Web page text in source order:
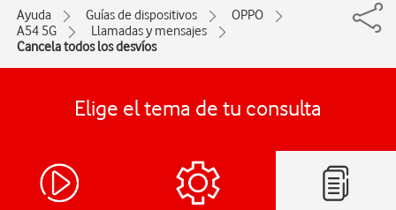
Ayuda Guías de dispositivos
OPPO
A54 5G
Llamadas y mensajes
Cancela todos los desvíos
Elige el tema de tu consulta